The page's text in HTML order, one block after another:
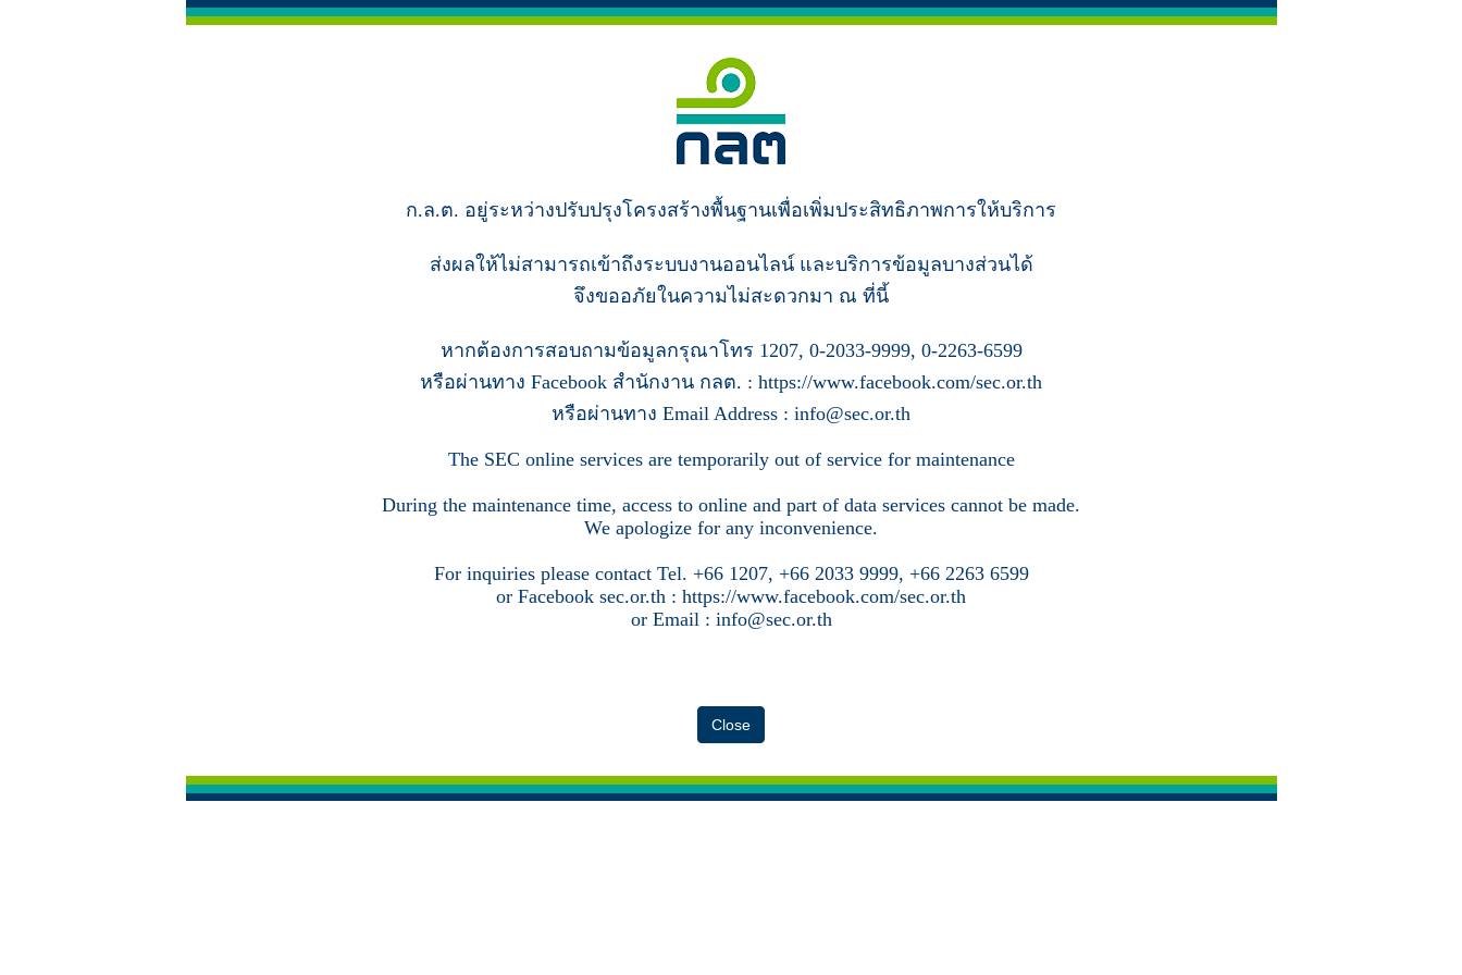
ก.ล.ต. อยู่ระหว่างปรับปรุงโครงสร้างพื้นฐานเพื่อเพิ่มประสิทธิภาพการให้บริการ
ส่งผลให้ไม่สามารถเข้าถึงระบบงานออนไลน์ และบริการข้อมูลบางส่วนได้
จึงขออภัยในความไม่สะดวกมา ณ ที่นี้
หากต้องการสอบถามข้อมูลกรุณาโทร 1207, 0-2033-9999, 0-2263-6599
หรือผ่านทาง Facebook สำนักงาน กลต. : https://www.facebook.com/sec.or.th
หรือผ่านทาง Email Address : info@sec.or.th
The SEC online services are temporarily out of service for maintenance
During the maintenance time, access to online and part of data services cannot be made.
We apologize for any inconvenience.
For inquiries please contact Tel. +66 1207, +66 2033 9999, +66 2263 6599
or Facebook sec.or.th : https://www.facebook.com/sec.or.th
or Email : info@sec.or.th